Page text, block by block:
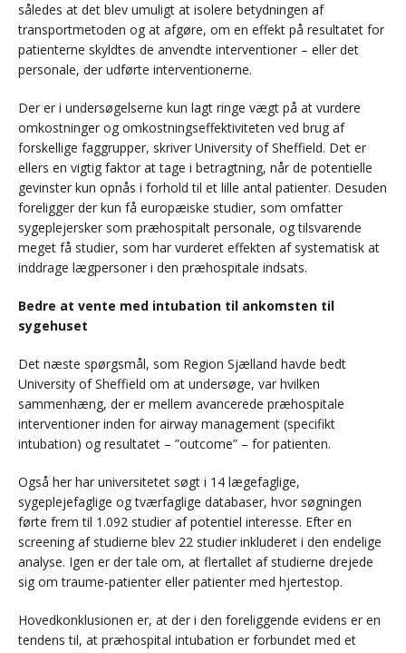
således at det blev umuligt at isolere betydningen af
transportmetoden og at afgøre, om en effekt på resultatet for
patienterne skyldtes de anvendte interventioner – eller det
personale, der udførte interventionerne.
Der er i undersøgelserne kun lagt ringe vægt på at vurdere
omkostninger og omkostningseffektiviteten ved brug af
forskellige faggrupper, skriver University of Sheffield. Det er
ellers en vigtig faktor at tage i betragtning, når de potentielle
gevinster kun opnås i forhold til et lille antal patienter. Desuden
foreligger der kun få europæiske studier, som omfatter
sygeplejersker som præhospitalt personale, og tilsvarende
meget få studier, som har vurderet effekten af systematisk at
inddrage lægpersoner i den præhospitale indsats.
Bedre at vente med intubation til ankomsten til
sygehuset
Det næste spørgsmål, som Region Sjælland havde bedt
University of Sheffield om at undersøge, var hvilken
sammenhæng, der er mellem avancerede præhospitale
interventioner inden for airway management (specifikt
intubation) og resultatet – ”outcome” – for patienten.
Også her har universitetet søgt i 14 lægefaglige,
sygeplejefaglige og tværfaglige databaser, hvor søgningen
førte frem til 1.092 studier af potentiel interesse. Efter en
screening af studierne blev 22 studier inkluderet i den endelige
analyse. Igen er der tale om, at flertallet af studierne drejede
sig om traume-patienter eller patienter med hjertestop.
Hovedkonklusionen er, at der i den foreliggende evidens er en
tendens til, at præhospital intubation er forbundet med et